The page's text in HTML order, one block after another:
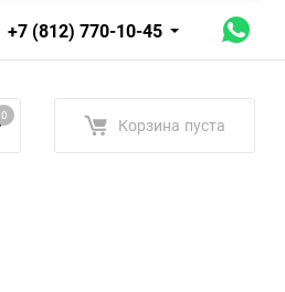
+7 (812) 770-10-45
0 Корзина пуста